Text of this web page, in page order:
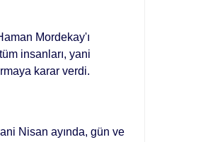
Mordekay'ı
insanla­rı, yani
karar verdi.
Nisan ayında, gün ve